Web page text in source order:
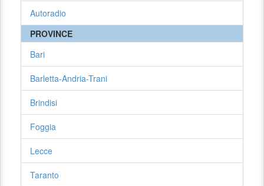
Autoradio
PROVINCE
Bari
Barletta-Andria-Trani
Brindisi
Foggia
Lecce
Taranto